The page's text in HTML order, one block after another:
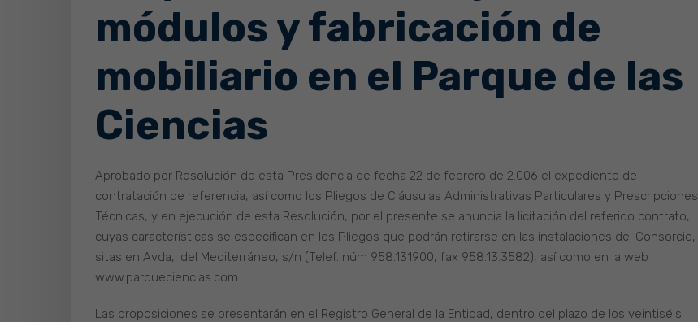
módulos y fabricación de
mobiliario en el Parque de las
Ciencias
Aprobado por Resolución de esta Presidencia de fecha 22 de febrero de 2.006 el expediente de
contratación de referencia, así como los Pliegos de Cláusulas Administrativas Particulares y Prescripciones
Técnicas, y en ejecución de esta Resolución, por el presente se anuncia la licitación del referido contrato,
cuyas características se especifican en los Pliegos que podrán retirarse en las instalaciones del Consorcio,
sitas en Avda,. del Mediterráneo, s/n (Telef. núm 958.131900, fax 958.13.3582), así como en la web
www.parqueciencias.com.
Las proposiciones se presentarán en el Registro General de la Entidad, dentro del plazo de los veintiséis